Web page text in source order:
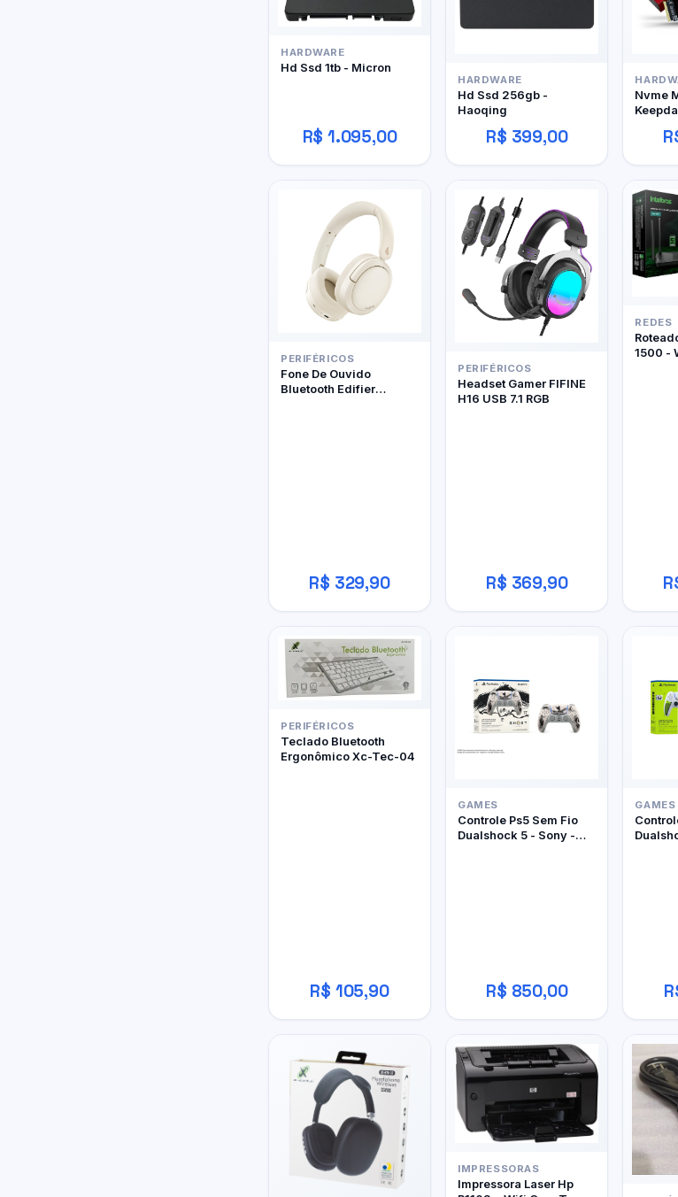
HARDWARE
Hd Ssd 1tb - Micron
R$ 1.095,00
HARDWARE
Hd Ssd 256gb -
Haoqing
R$ 399,00
Nvme
PERIFÉRICOS
Fone De Ouvido
Bluetooth Edifier
R$ 329,90
PERIFÉRICOS
Headset Gamer FIFINE
H16 USB 7.1 RGB
R$ 369,90
REDES
1500 -
PERIFÉRICOS
Teclado Bluetooth
Ergonômico Xc-Tec-04
R$ 105,90
GAMES
Controle Ps5 Sem Fio
Dualshock 5 - Sony -
R$ 850,00
GAMES
IMPRESSORAS
Impressora Laser Hp